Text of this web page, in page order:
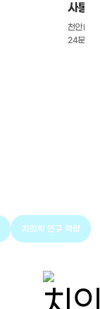
사통
천안IC(
24분
치의학 연구 역량